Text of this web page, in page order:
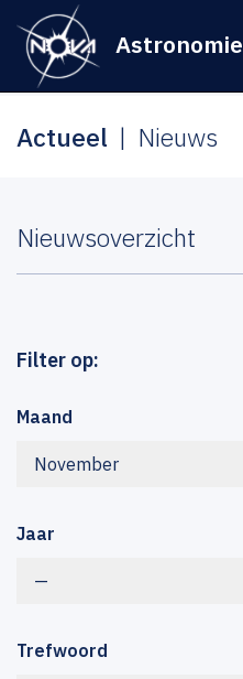
Astronomie
Actueel Nieuws
Nieuwsoverzicht
Filter op:
Maand
November
Jaar
—
Trefwoord